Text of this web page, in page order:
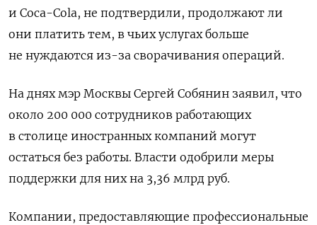
и Coca-Cola, не подтвердили, продолжают ли
они платить тем, в чьих услугах больше
не нуждаются из-за сворачивания операций.
На днях мэр Москвы Сергей Собянин заявил, что
около 200 000 сотрудников работающих
в столице иностранных компаний могут
остаться без работы. Власти одобрили меры
поддержки для них на 3,36 млрд руб.
Компании, предоставляющие профессиональные